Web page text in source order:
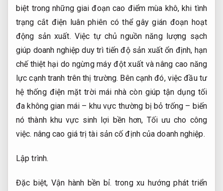
biệt trong những giai đoạn cao điểm mùa khô, khi tình
trạng cắt điện luân phiên có thể gây gián đoạn hoạt
động sản xuất. Việc tự chủ nguồn năng lượng sạch
giúp doanh nghiệp duy trì tiến độ sản xuất ổn định, hạn
chế thiệt hại do ngừng máy đột xuất và nâng cao năng
lực cạnh tranh trên thị trường. Bên cạnh đó, việc đầu tư
hệ thống điện mặt trời mái nhà còn giúp tận dụng tối
đa không gian mái – khu vực thường bị bỏ trống – biến
nó thành khu vực sinh lợi bền hơn, Tối ưu cho công
việc. nâng cao giá trị tài sản cố định của doanh nghiệp.
Lập trình.
Đặc biệt,Vận hành bền bỉ. trong xu hướng phát triển